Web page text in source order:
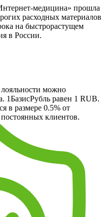
медицина» прошла
расходных материалов
на быстрорастущем
в России.
можно
1БазисРубль равен 1 RUB.
в размере 0.5% от
клиентов.